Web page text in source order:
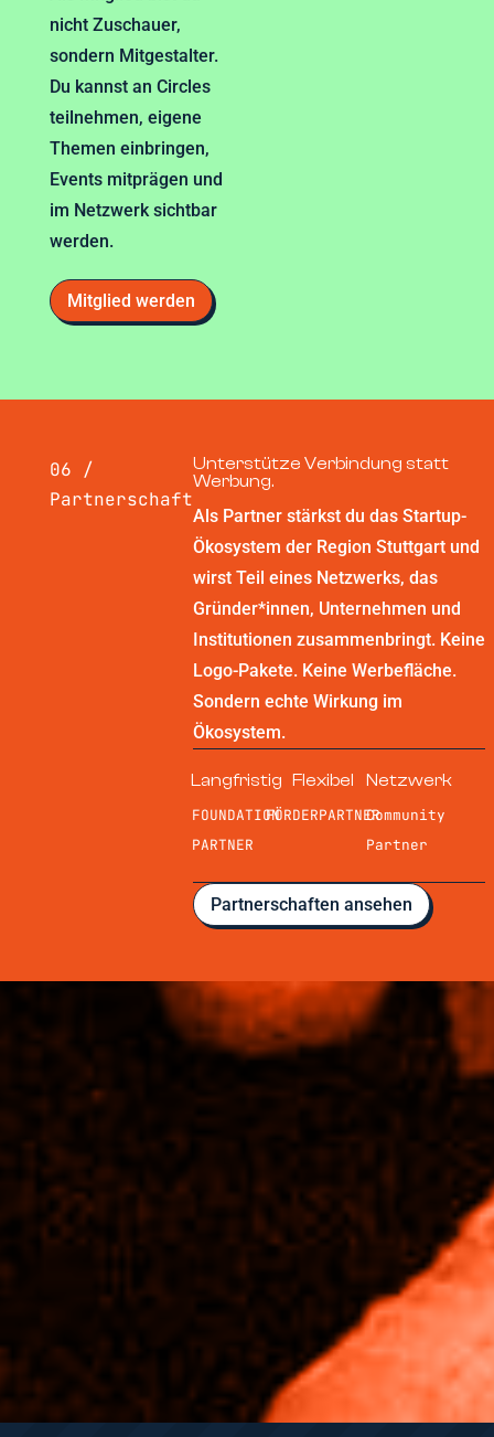
nicht Zuschauer,
sondern Mitgestalter.
Du kannst an Circles
teilnehmen, eigene
Themen einbringen,
Events mitprägen und
im Netzwerk sichtbar
werden.
Mitglied werden
06 /
Partnerschaft
Unterstütze Verbindung statt
Werbung.
Als Partner stärkst du das Startup-
Ökosystem der Region Stuttgart und
wirst Teil eines Netzwerks, das
Gründer*innen, Unternehmen und
Institutionen zusammenbringt. Keine
Logo-Pakete. Keine Werbefläche.
Sondern echte Wirkung im
Ökosystem.
Langfristig
FOUNDATION
PARTNER
Flexibel
FÖRDERPARTNER
Netzwerk
Community
Partner
Partnerschaften ansehen